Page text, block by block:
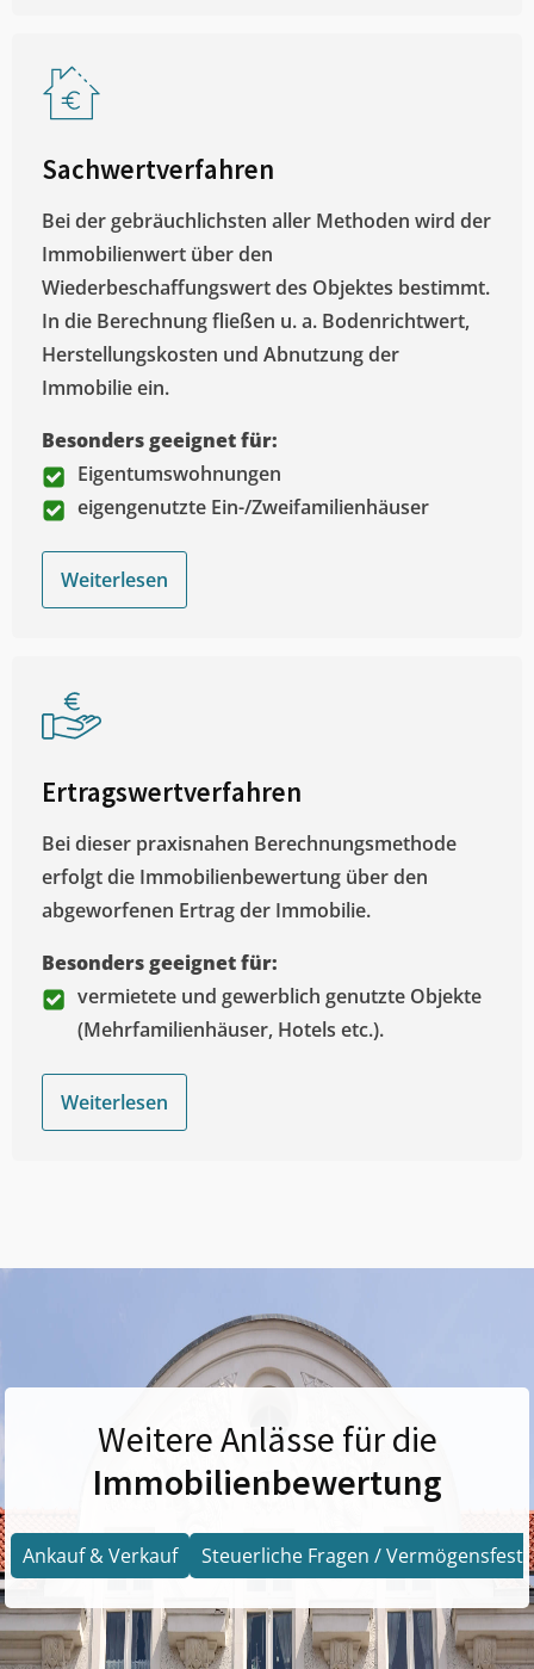
Sachwertverfahren
Bei der gebräuchlichsten aller Methoden wird der
Immobilienwert über den
Wiederbeschaffungswert des Objektes bestimmt.
In die Berechnung fließen u. a. Bodenrichtwert,
Herstellungskosten und Abnutzung der
Immobilie ein.
Besonders geeignet für:
Eigentumswohnungen
eigengenutzte Ein-/Zweifamilienhäuser
Weiterlesen
Ertragswertverfahren
Bei dieser praxisnahen Berechnungsmethode
erfolgt die Immobilienbewertung über den
abgeworfenen Ertrag der Immobilie.
Besonders geeignet für:
vermietete und gewerblich genutzte Objekte
(Mehrfamilienhäuser, Hotels etc.).
Weiterlesen
Weitere Anlässe für die
Immobilienbewertung
Ankauf & Verkauf Steuerliche Fragen /